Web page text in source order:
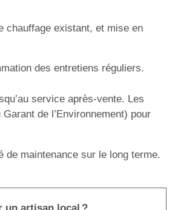
chauffage existant, et mise en
des entretiens réguliers.
service après-vente. Les
de l’Environnement) pour
de maintenance sur le long terme.
un artisan local ?